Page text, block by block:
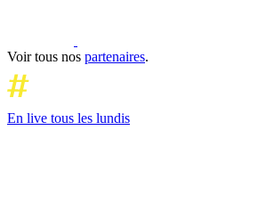
Voir tous nos partenaires.
En live tous les lundis